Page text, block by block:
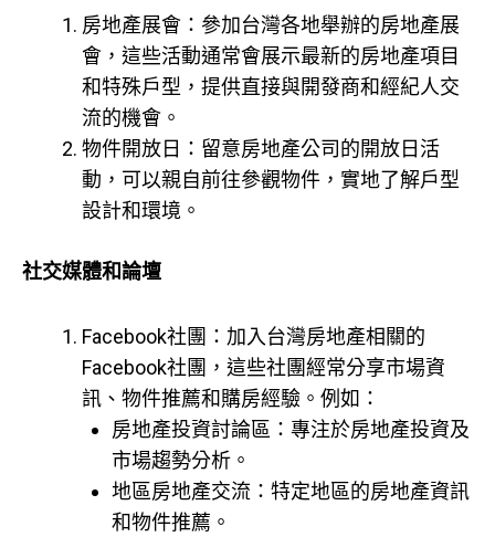
房地產展會：參加台灣各地舉辦的房地產展
會，這些活動通常會展示最新的房地產項目
和特殊戶型，提供直接與開發商和經紀人交
流的機會。
物件開放日：留意房地產公司的開放日活
動，可以親自前往參觀物件，實地了解戶型
設計和環境。
社交媒體和論壇
Facebook社團：加入台灣房地產相關的
Facebook社團，這些社團經常分享市場資
訊、物件推薦和購房經驗。例如：
房地產投資討論區：專注於房地產投資及
市場趨勢分析。
地區房地產交流：特定地區的房地產資訊
和物件推薦。